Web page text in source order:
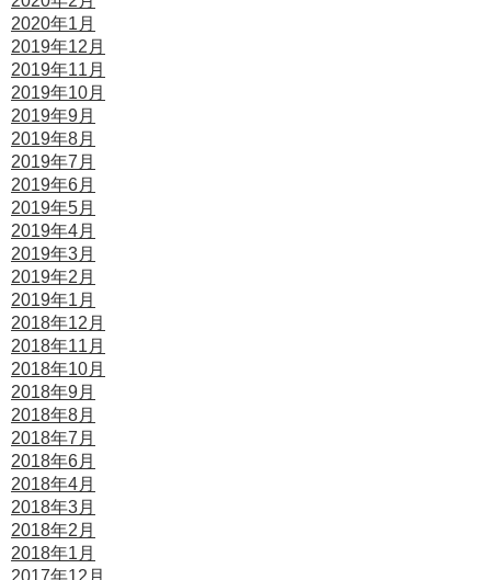
2020年1月
2019年12月
2019年11月
2019年10月
2019年9月
2019年8月
2019年7月
2019年6月
2019年5月
2019年4月
2019年3月
2019年2月
2019年1月
2018年12月
2018年11月
2018年10月
2018年9月
2018年8月
2018年7月
2018年6月
2018年4月
2018年3月
2018年2月
2018年1月